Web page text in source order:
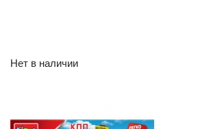
Нет в наличии